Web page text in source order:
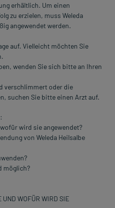
erhältlich. Um einen
zu erzielen, muss Weleda
angewendet werden.
auf. Vielleicht möchten Sie
wenden Sie sich bitte an Ihren
verschlimmert oder die
suchen Sie bitte einen Arzt auf.
wird sie angewendet?
von Weleda Heilsalbe
möglich?
UND WOFÜR WIRD SIE